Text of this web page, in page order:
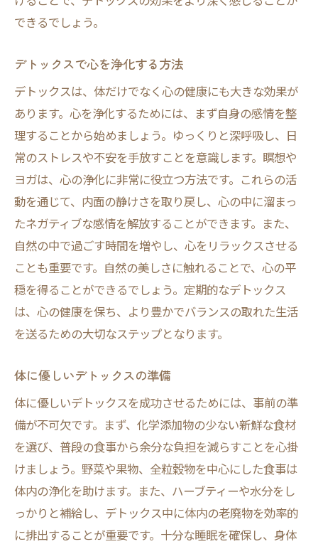
健康的な習慣を日常に取り入れる
できるでしょう。
デトックスで心を浄化する方法
デトックスは、体だけでなく心の健康にも大きな効果が
あります。心を浄化するためには、まず自身の感情を整
理することから始めましょう。ゆっくりと深呼吸し、日
常のストレスや不安を手放すことを意識します。瞑想や
ヨガは、心の浄化に非常に役立つ方法です。これらの活
動を通じて、内面の静けさを取り戻し、心の中に溜まっ
たネガティブな感情を解放することができます。また、
自然の中で過ごす時間を増やし、心をリラックスさせる
ことも重要です。自然の美しさに触れることで、心の平
穏を得ることができるでしょう。定期的なデトックス
は、心の健康を保ち、より豊かでバランスの取れた生活
を送るための大切なステップとなります。
体に優しいデトックスの準備
体に優しいデトックスを成功させるためには、事前の準
備が不可欠です。まず、化学添加物の少ない新鮮な食材
を選び、普段の食事から余分な負担を減らすことを心掛
けましょう。野菜や果物、全粒穀物を中心にした食事は
体内の浄化を助けます。また、ハーブティーや水分をし
っかりと補給し、デトックス中に体内の老廃物を効率的
に排出することが重要です。十分な睡眠を確保し、身体